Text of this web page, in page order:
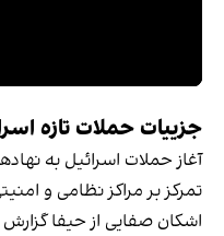
جزییات حملات تازه
آغاز حملات اسرائیل به
تمرکز بر مراکز نظامی و
اشکان صفایی از حیفا